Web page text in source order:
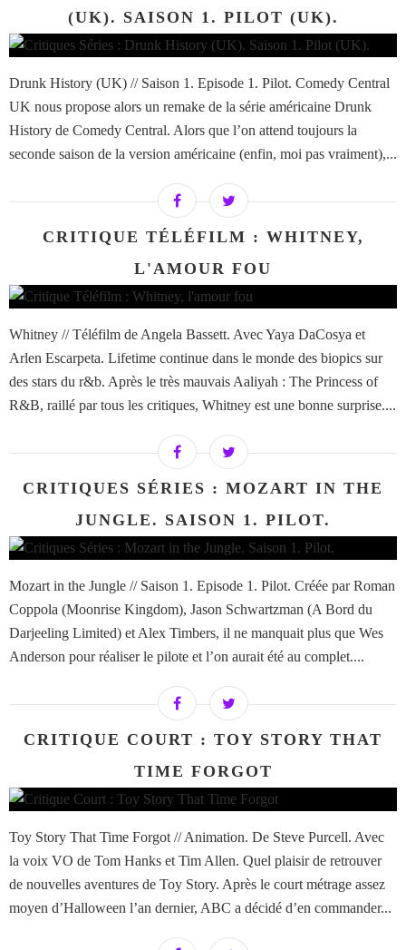
(UK). SAISON 1. PILOT (UK).
Drunk History (UK) // Saison 1. Episode 1. Pilot. Comedy Central
UK nous propose alors un remake de la série américaine Drunk
History de Comedy Central. Alors que l’on attend toujours la
seconde saison de la version américaine (enfin, moi pas vraiment),...
CRITIQUE TÉLÉFILM : WHITNEY,
L'AMOUR FOU
Whitney // Téléfilm de Angela Bassett. Avec Yaya DaCosya et
Arlen Escarpeta. Lifetime continue dans le monde des biopics sur
des stars du r&b. Après le très mauvais Aaliyah : The Princess of
R&B, raillé par tous les critiques, Whitney est une bonne surprise....
CRITIQUES SÉRIES : MOZART IN THE
JUNGLE. SAISON 1. PILOT.
Mozart in the Jungle // Saison 1. Episode 1. Pilot. Créée par Roman
Coppola (Moonrise Kingdom), Jason Schwartzman (A Bord du
Darjeeling Limited) et Alex Timbers, il ne manquait plus que Wes
Anderson pour réaliser le pilote et l’on aurait été au complet....
CRITIQUE COURT : TOY STORY THAT
TIME FORGOT
Toy Story That Time Forgot // Animation. De Steve Purcell. Avec
la voix VO de Tom Hanks et Tim Allen. Quel plaisir de retrouver
de nouvelles aventures de Toy Story. Après le court métrage assez
moyen d’Halloween l’an dernier, ABC a décidé d’en commander...